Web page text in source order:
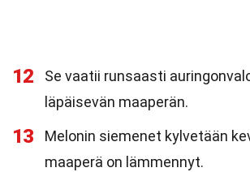
12
Se vaatii runsaasti
läpäisevän maaperän.
13
Melonin siemenet kylvetään
maaperä on lämmennyt.